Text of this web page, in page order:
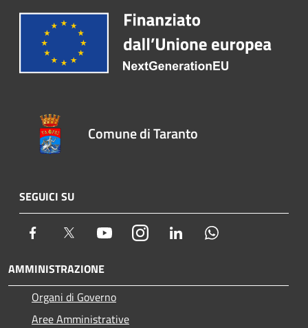
Comune di Taranto
SEGUICI SU
Facebook Twitter YoutubeInstagram LinkedIn
AMMINISTRAZIONE
Organi di Governo
Aree Amministrative